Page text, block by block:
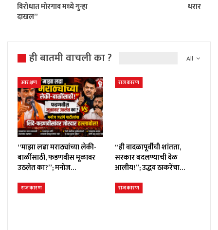
विरोधात मोरगाव मध्ये गुन्हा
दाखल”
थरार
All
ही बातमी वाचली का ?
आरक्षण
“माझा लढा मराठ्यांच्या लेकी-
बाळींसाठी, फडणवीस मूळावर
उठलेत का?”; मनोज…
राजकारण
“ही वादळापूर्वीची शांतता,
सरकार बदलण्याची वेळ
आलीय!”; उद्धव ठाकरेंचा…
राजकारण राजकारण